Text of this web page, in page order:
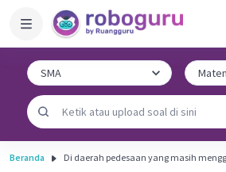
Beranda Di daerah pedesaan yang masih